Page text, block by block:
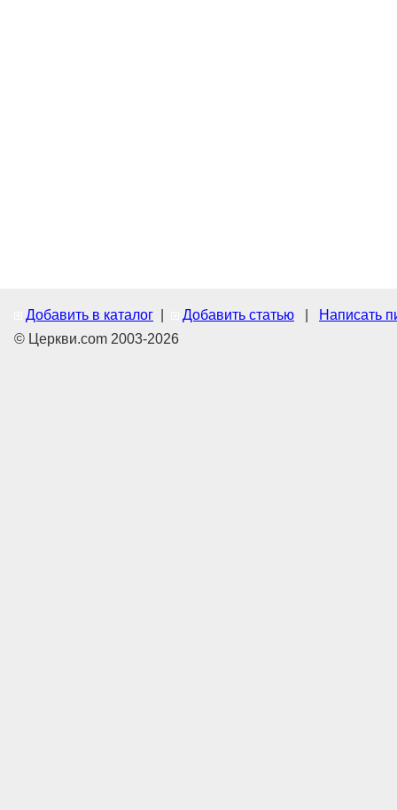
Добавить в каталог Добавить статью
Написать
© Церкви.com 2003-2026